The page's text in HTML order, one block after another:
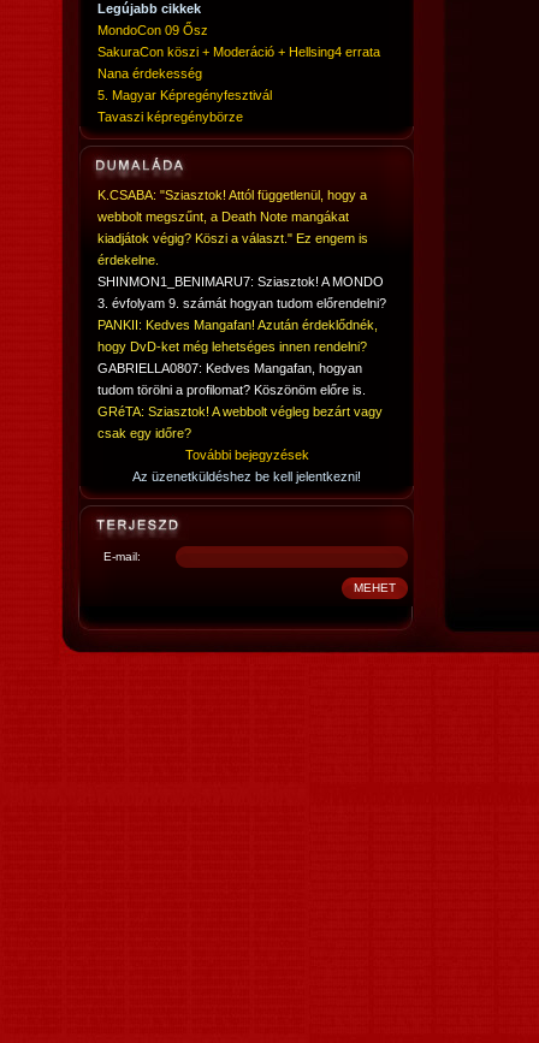
Legújabb cikkek
MondoCon 09 Ősz
SakuraCon köszi + Moderáció + Hellsing4 errata
Nana érdekesség
5. Magyar Képregényfesztivál
Tavaszi képregénybörze
K.CSABA: "Sziasztok! Attól függetlenül, hogy a
webbolt megszűnt, a Death Note mangákat
kiadjátok végig? Köszi a választ." Ez engem is
érdekelne.
SHINMON1_BENIMARU7: Sziasztok! A MONDO
3. évfolyam 9. számát hogyan tudom előrendelni?
PANKII: Kedves Mangafan! Azután érdeklődnék,
hogy DvD-ket még lehetséges innen rendelni?
GABRIELLA0807: Kedves Mangafan, hogyan
tudom törölni a profilomat? Köszönöm előre is.
GRéTA: Sziasztok! A webbolt végleg bezárt vagy
csak egy időre?
További bejegyzések
Az üzenetküldéshez be kell jelentkezni!
E-mail: